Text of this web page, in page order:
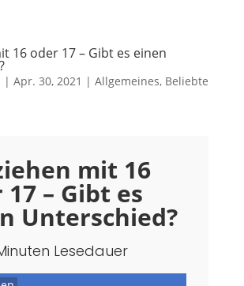
16 oder 17 – Gibt es einen
| Apr. 30, 2021 | Allgemeines, Beliebte
mit 16
– Gibt es
Unterschied?
Lesedauer